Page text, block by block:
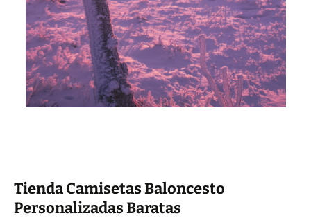
Tienda Camisetas Baloncesto
Personalizadas Baratas